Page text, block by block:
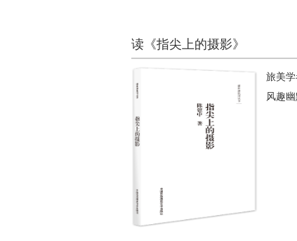
读《指尖上的摄影》
旅美
风趣